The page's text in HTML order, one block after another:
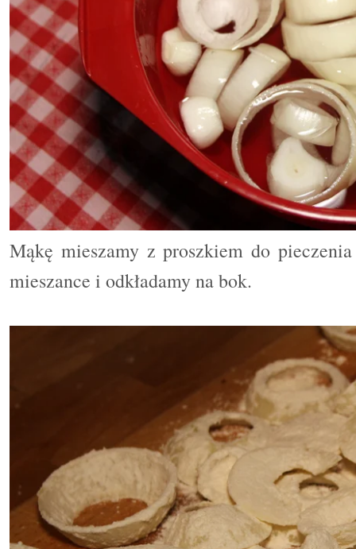
Mąkę mieszamy z proszkiem do
mieszance i odkładamy na bok.